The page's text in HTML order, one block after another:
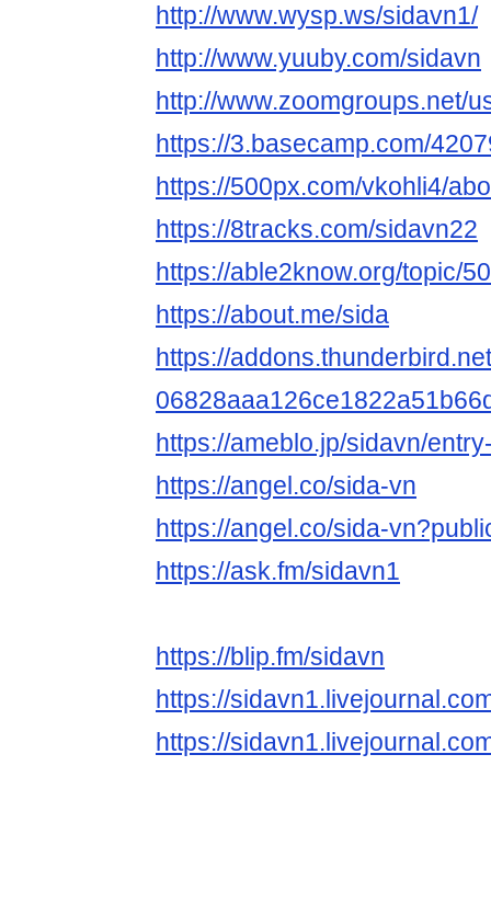
http://www.wysp.ws/sidavn1/
http://www.yuuby.com/sidavn
http://www.zoomgroups.net/
https://3.basecamp.com/
https://500px.com/vkohli4/
https://8tracks.com/sidavn22
https://able2know.org/topic/
https://about.me/sida
https://
https://ameblo.jp/sidavn/
https://angel.co/sida-vn
https://angel.co/sida-
https://ask.fm/sidavn1
https://blip.fm/sidavn
https://
https://